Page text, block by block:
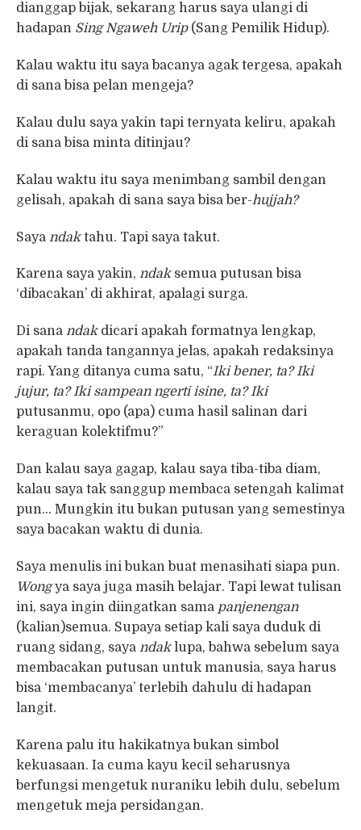
dianggap bijak, sekarang harus saya ulangi di
hadapan Sing Ngaweh Urip (Sang Pemilik Hidup).
Kalau waktu itu saya bacanya agak tergesa, apakah
di sana bisa pelan mengeja?
Kalau dulu saya yakin tapi ternyata keliru, apakah
di sana bisa minta ditinjau?
Kalau waktu itu saya menimbang sambil dengan
gelisah, apakah di sana saya bisa ber-hujjah?
Saya ndaktahu. Tapi saya takut.
Karena saya yakin, ndaksemua putusan bisa
‘dibacakan’ di akhirat, apalagi surga.
Di sana ndakdicari apakah formatnya lengkap,
apakah tanda tangannya jelas, apakah redaksinya
rapi. Yang ditanya cuma satu, “Iki bener, ta? Iki
jujur, ta? Iki sampean ngerti isine, ta? Iki
putusanmu, opo (apa) cuma hasil salinan dari
keraguan kolektifmu?”
Dan kalau saya gagap, kalau saya tiba-tiba diam,
kalau saya tak sanggup membaca setengah kalimat
pun… Mungkin itu bukan putusan yang semestinya
saya bacakan waktu di dunia.
Saya menulis ini bukan buat menasihati siapa pun.
Wongya saya juga masih belajar. Tapi lewat tulisan
ini, saya ingin diingatkan sama panjenengan
(kalian)semua. Supaya setiap kali saya duduk di
ruang sidang, saya ndaklupa, bahwa sebelum saya
membacakan putusan untuk manusia, saya harus
bisa ‘membacanya’ terlebih dahulu di hadapan
langit.
Karena palu itu hakikatnya bukan simbol
kekuasaan. Ia cuma kayu kecil seharusnya
berfungsi mengetuk nuraniku lebih dulu, sebelum
mengetuk meja persidangan.